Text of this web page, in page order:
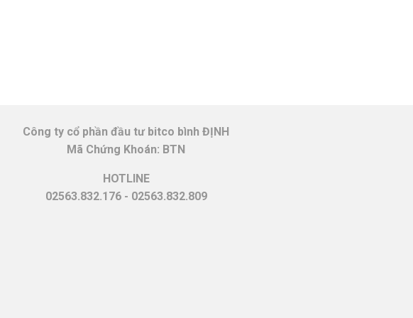
Công ty cổ phần đầu tư bitco bình ĐỊNH
Mã Chứng Khoán: BTN
HOTLINE
02563.832.176 - 02563.832.809